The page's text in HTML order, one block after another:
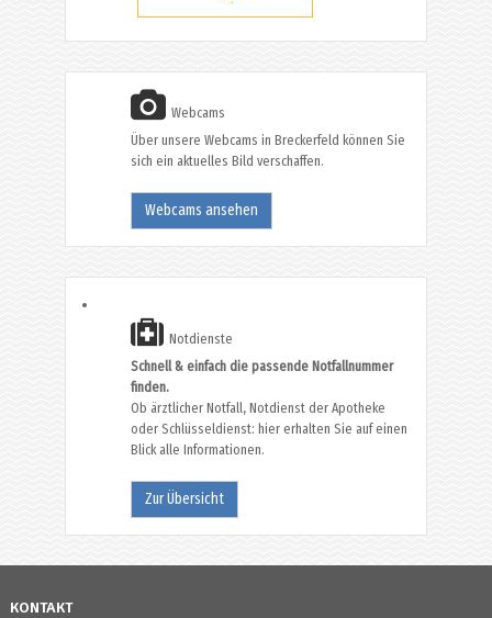
Webcams
Über unsere Webcams in Breckerfeld können Sie
sich ein aktuelles Bild verschaffen.
Webcams ansehen
Notdienste
Schnell & einfach die passende Notfallnummer
finden.
Ob ärztlicher Notfall, Notdienst der Apotheke
oder Schlüsseldienst: hier erhalten Sie auf einen
Blick alle Informationen.
Zur Übersicht
KONTAKT